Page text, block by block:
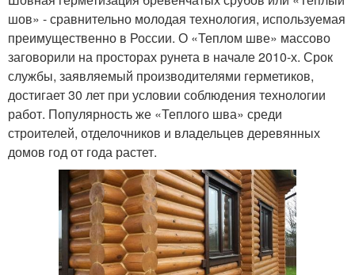
шов» - сравнительно молодая технология, используемая
преимущественно в России. О «Теплом шве» массово
заговорили на просторах рунета в начале 2010-х. Срок
службы, заявляемый производителями герметиков,
достигает 30 лет при условии соблюдения технологии
работ. Популярность же «Теплого шва» среди
строителей, отделочников и владельцев деревянных
домов год от года растет.